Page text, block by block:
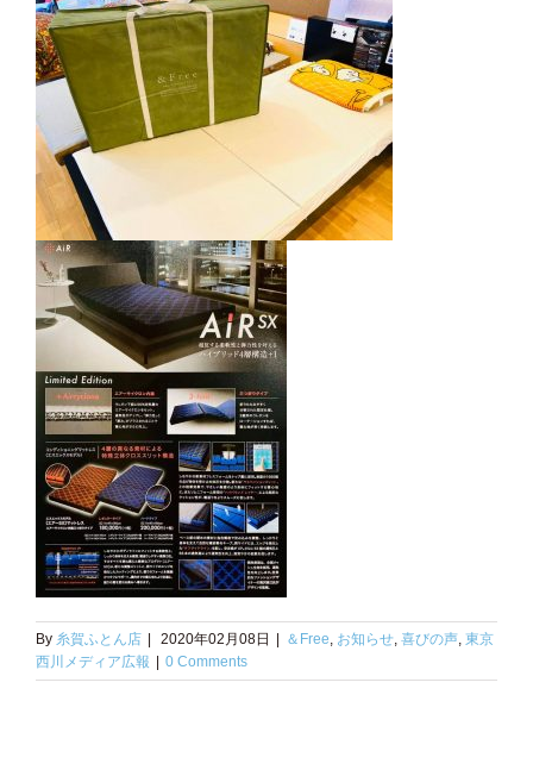
By 糸賀ふとん店 2020年02月08日 ＆Free, お知らせ, 喜びの声, 東京
西川メディア広報
0 Comments